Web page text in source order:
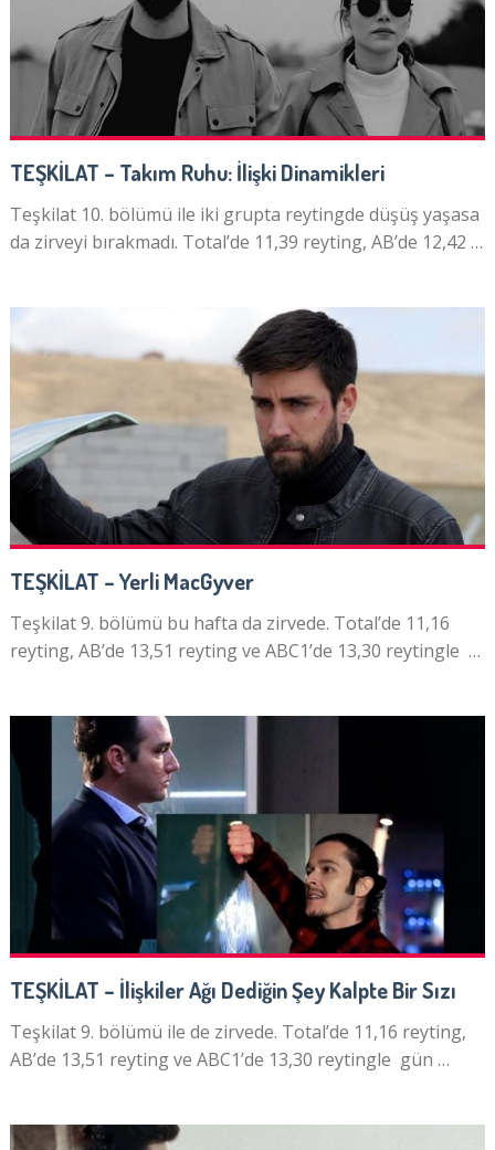
TEŞKİLAT – Takım Ruhu: İlişki Dinamikleri
Teşkilat 10. bölümü ile iki grupta reytingde düşüş yaşasa
da zirveyi bırakmadı. Total’de 11,39 reyting, AB’de 12,42 …
TEŞKİLAT – Yerli MacGyver
Teşkilat 9. bölümü bu hafta da zirvede. Total’de 11,16
reyting, AB’de 13,51 reyting ve ABC1’de 13,30 reytingle …
TEŞKİLAT – İlişkiler Ağı Dediğin Şey Kalpte Bir Sızı
Teşkilat 9. bölümü ile de zirvede. Total’de 11,16 reyting,
AB’de 13,51 reyting ve ABC1’de 13,30 reytingle gün …